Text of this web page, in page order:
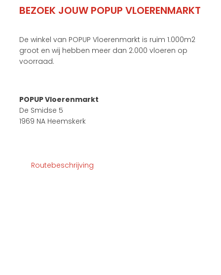
BEZOEK JOUW POPUP VLOERENMARKT
De winkel van POPUP Vloerenmarkt is ruim 1.000m2
groot en wij hebben meer dan 2.000 vloeren op
voorraad.
POPUP Vloerenmarkt
De Smidse 5
1969 NA Heemskerk
Routebeschrijving